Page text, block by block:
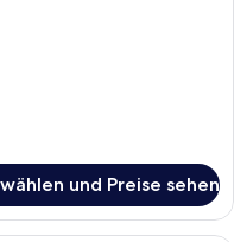
und Preise sehen